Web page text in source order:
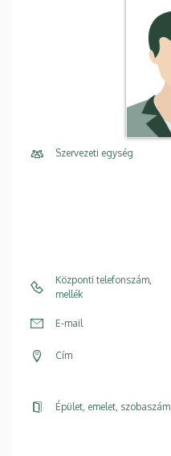
Szervezeti egység
Központi telefonszám,
mellék
E-mail
Cím
Épület, emelet, szobaszám